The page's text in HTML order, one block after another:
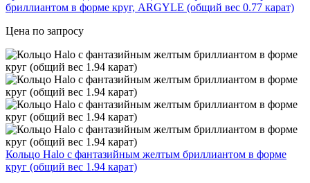
бриллиантом в форме круг, ARGYLE (общий вес 0.77 карат)
Цена по запросу
Кольцо Halo с фантазийным желтым бриллиантом в форме
круг (общий вес 1.94 карат)